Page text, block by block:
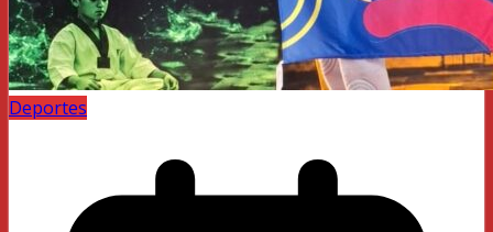
Deportes